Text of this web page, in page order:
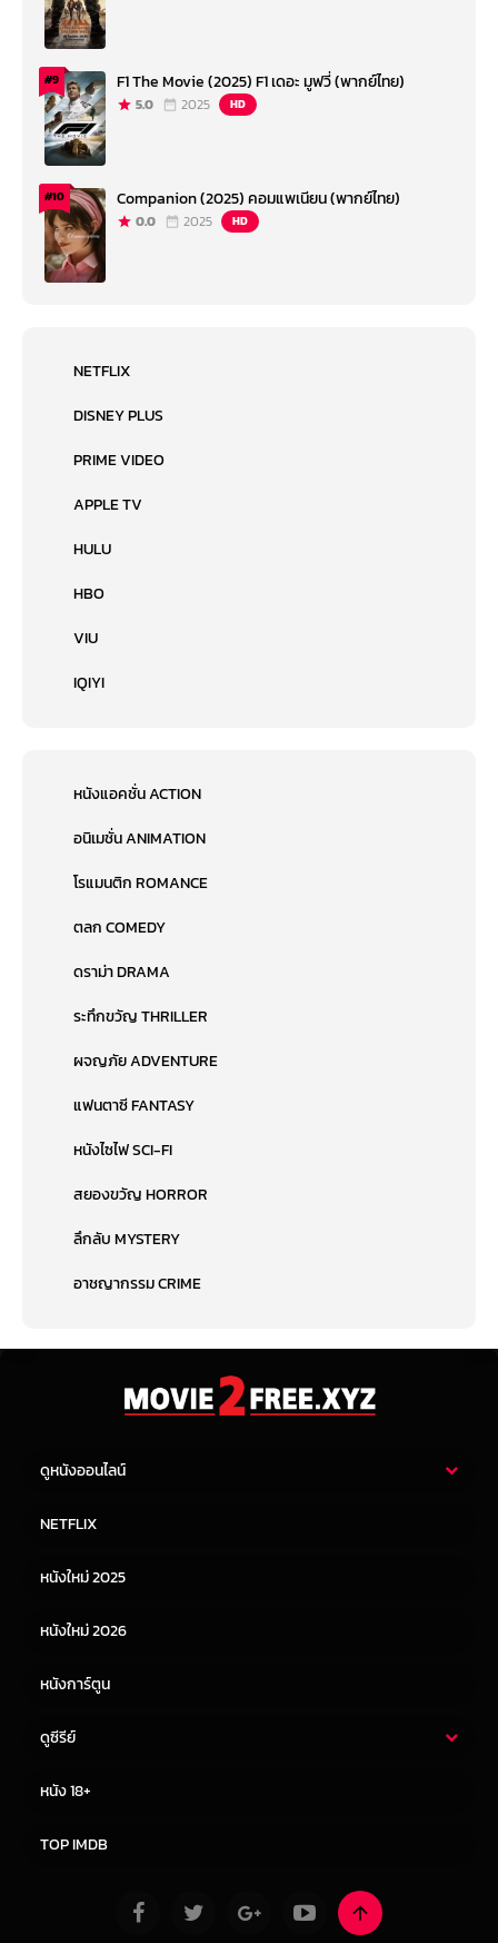
#9 F1 The Movie (2025) F1 เดอะ มูฟวี่ (พากย์ไทย)
5.0 2025 HD
#10 Companion (2025) คอมแพเนียน (พากย์ไทย)
0.0 2025 HD
NETFLIX
DISNEY PLUS
PRIME VIDEO
APPLE TV
HULU
HBO
VIU
IQIYI
หนังแอคชั่น ACTION
อนิเมชั่น ANIMATION
โรแมนติก ROMANCE
ตลก COMEDY
ดราม่า DRAMA
ระทึกขวัญ THRILLER
ผจญภัย ADVENTURE
แฟนตาซี FANTASY
หนังไซไฟ SCI-FI
สยองขวัญ HORROR
ลึกลับ MYSTERY
อาชญากรรม CRIME
ดูหนังออนไลน์
หนังจีน
NETFLIX
หนังใหม่ 2025
หนังใหม่ 2026
หนังการ์ตูน
ดูซีรีย์
หนัง 18+
TOP IMDB